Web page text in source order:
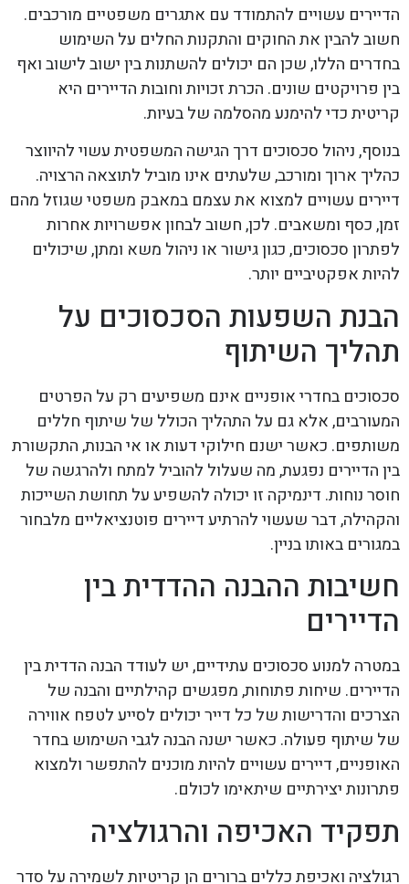
הדיירים עשויים להתמודד עם אתגרים משפטיים מורכבים.
חשוב להבין את החוקים והתקנות החלים על השימוש
בחדרים הללו, שכן הם יכולים להשתנות בין ישוב לישוב ואף
בין פרויקטים שונים. הכרת זכויות וחובות הדיירים היא
קריטית כדי להימנע מהסלמה של בעיות.
בנוסף, ניהול סכסוכים דרך הגישה המשפטית עשוי להיווצר
כהליך ארוך ומורכב, שלעתים אינו מוביל לתוצאה הרצויה.
דיירים עשויים למצוא את עצמם במאבק משפטי שגוזל מהם
זמן, כסף ומשאבים. לכן, חשוב לבחון אפשרויות אחרות
לפתרון סכסוכים, כגון גישור או ניהול משא ומתן, שיכולים
להיות אפקטיביים יותר.
הבנת השפעות הסכסוכים על
תהליך השיתוף
סכסוכים בחדרי אופניים אינם משפיעים רק על הפרטים
המעורבים, אלא גם על התהליך הכולל של שיתוף חללים
משותפים. כאשר ישנם חילוקי דעות או אי הבנות, התקשורת
בין הדיירים נפגעת, מה שעלול להוביל למתח ולהרגשה של
חוסר נוחות. דינמיקה זו יכולה להשפיע על תחושת השייכות
והקהילה, דבר שעשוי להרתיע דיירים פוטנציאליים מלבחור
במגורים באותו בניין.
חשיבות ההבנה ההדדית בין
הדיירים
במטרה למנוע סכסוכים עתידיים, יש לעודד הבנה הדדית בין
הדיירים. שיחות פתוחות, מפגשים קהילתיים והבנה של
הצרכים והדרישות של כל דייר יכולים לסייע לטפח אווירה
של שיתוף פעולה. כאשר ישנה הבנה לגבי השימוש בחדר
האופניים, דיירים עשויים להיות מוכנים להתפשר ולמצוא
פתרונות יצירתיים שיתאימו לכולם.
תפקיד האכיפה והרגולציה
רגולציה ואכיפת כללים ברורים הן קריטיות לשמירה על סדר